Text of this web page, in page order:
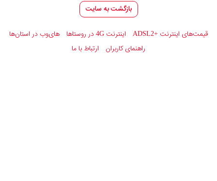
بازگشت به سایت
قیمت‌های اینترنتADSL2+ اینترنت 4G در روستاها
های‌وب در استان‌ها
راهنمای کاربران
ارتباط با ما